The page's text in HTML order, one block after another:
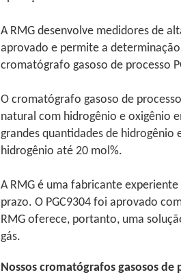
A RMG desenvolve medidores de
aprovado e permite a
cromatógrafo gasoso de processo
O cromatógrafo gasoso de
natural com hidrogênio e oxigênio
grandes quantidades de
hidrogênio até 20 mol%.
A RMG é uma fabricante
prazo. O PGC9304 foi aprovado
RMG oferece, portanto, uma
gás.
Nossos cromatógrafos gasosos de